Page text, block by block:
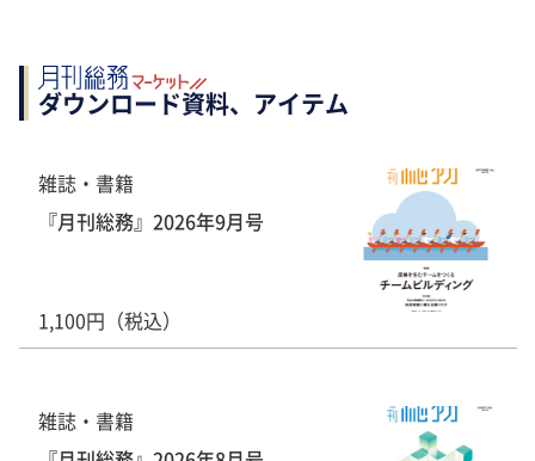
ダウンロード資料、アイテム
雑誌・書籍
『月刊総務』2026年9月号
1,100円（税込）
雑誌・書籍